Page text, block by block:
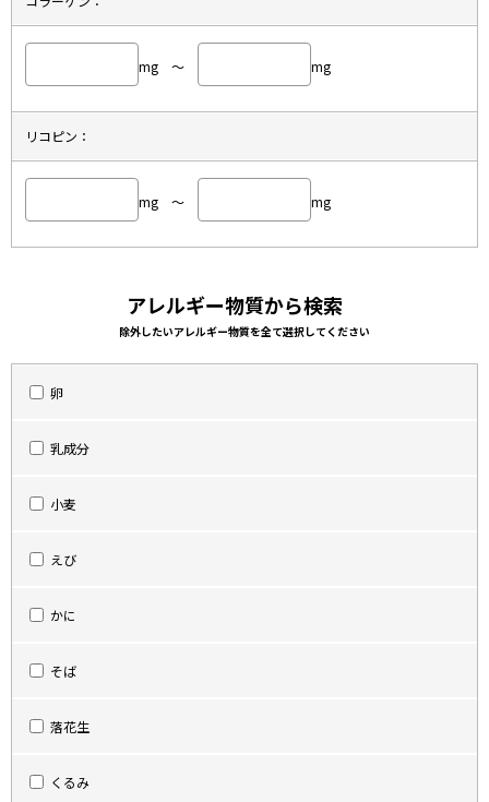
mg ～ mg
リコピン：
mg ～ mg
アレルギー物質から検索
除外したいアレルギー物質を全て選択してください
卵
乳成分
小麦
えび
かに
そば
落花生
くるみ